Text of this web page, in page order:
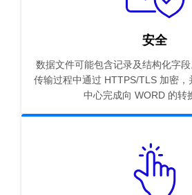
安全
数据文件可能包含记录及结构化字
传输过程中通过 HTTPS/TLS 加密
中心完成向 WORD 的转